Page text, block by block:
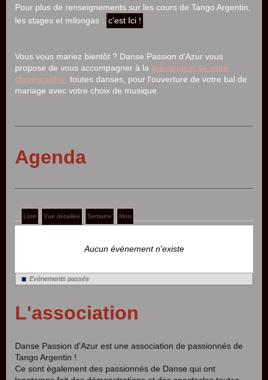
Pour plus de renseignements sur les cours de Tango Argentin,
les stages et milongas : c'est Ici !
Vous vous mariez bientôt ? Danse Passion d'Azur vous
propose de vous accompagner à la préparation de votre
chorégraphie, toutes danses, pour l'ouverture de votre bal de
mariage avec votre choix de musique.
Agenda
Liste Vue détaillée Semaine Mois
Aucun événement n'existe
Evénements passés
L'association
Danse Passion d'Azur est une association de passionnés de
Tango Argentin !
Ce sont également des passionnés de Danse qui ont